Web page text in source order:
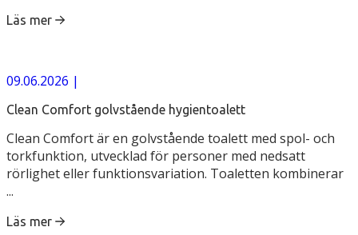
Läs mer
09.06.2026 |
Clean Comfort golvstående hygientoalett
Clean Comfort är en golvstående toalett med spol- och
torkfunktion, utvecklad för personer med nedsatt
rörlighet eller funktionsvariation. Toaletten kombinerar
...
Läs mer